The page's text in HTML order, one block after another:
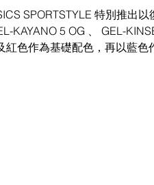
SPORTSTYLE 特別推出
KAYANO 5 OG 、 GEL-
紅色作為基礎配色，再以藍